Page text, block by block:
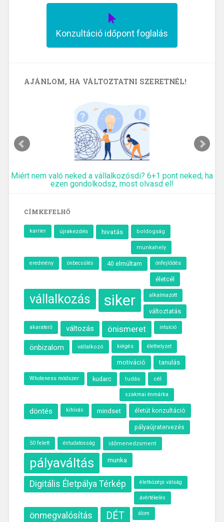
Konzultáció időpont foglalás
AJÁNLOM, HA VÁLTOZTATNI SZERETNÉL!
Miért nem való neked a vállalkozósdi? 6+1 pont neked, ha
ezen gondolkodsz, most olvasd el!
CÍMKEFELHŐ
karrier újrakezdés hivatás boldogság
munkahely
eredmény önbecsülés 40 elmúltam önfejlődés
életcél
vállalkozás siker alkalmazott
változtatás
akaraterő változás önismeret intuíció
önbizalom vállalkozó kiégés élethelyzet
motiváció tanulás
Wholeness módszer kudarc tudás cél
szakmai énmárka
döntés kihívás mindset életút konzultáció
pályaújratervezés
50 felett éntudatosság időmenedzsment
pályaváltás munka
Digitális Életpálya Térkép életközépi válság
ávértékelés
önmegvalósítás DÉT álom